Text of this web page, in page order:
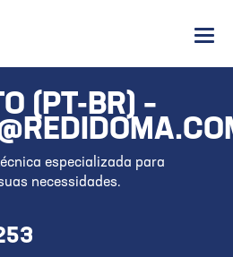
(PT-BR) –
especializada para
necessidades.